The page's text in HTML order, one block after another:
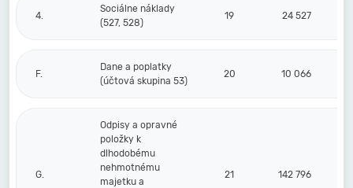
4.
Sociálne náklady
(527, 528)
19 24 527
F.
Dane a poplatky
(účtová skupina 53)
20 10 066
G.
Odpisy a opravné
položky k
dlhodobému
nehmotnému
majetku a
21 142 796